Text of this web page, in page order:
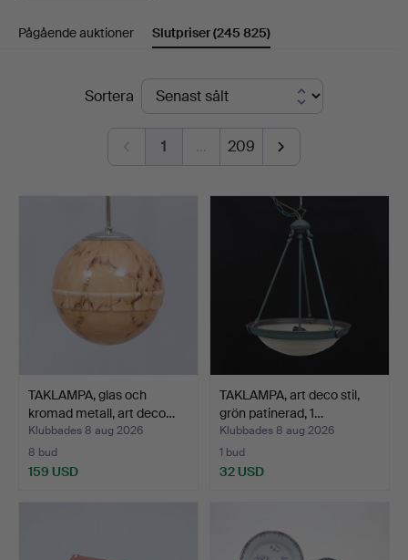
Gomér
Andersson
Linköping
Pågående auktioner Slutpriser(245 825)
SlutpriserSortera
1 … 209
TAKLAMPA, glas och
kromad metall, art deco…
Klubbades 8 aug 2026
8 bud
159 USD
TAKLAMPA, art deco stil,
grön patinerad, 1…
Klubbades 8 aug 2026
1 bud
32 USD